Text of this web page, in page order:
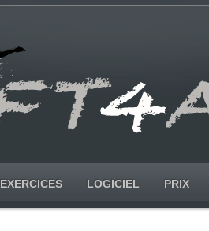
EXERCICES LOGICIEL PRIX